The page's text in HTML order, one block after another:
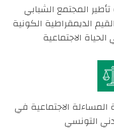
المجتمع الشبابي
الديمقراطية الكونية
الاجتماعية
الاجتماعية في
التونسي